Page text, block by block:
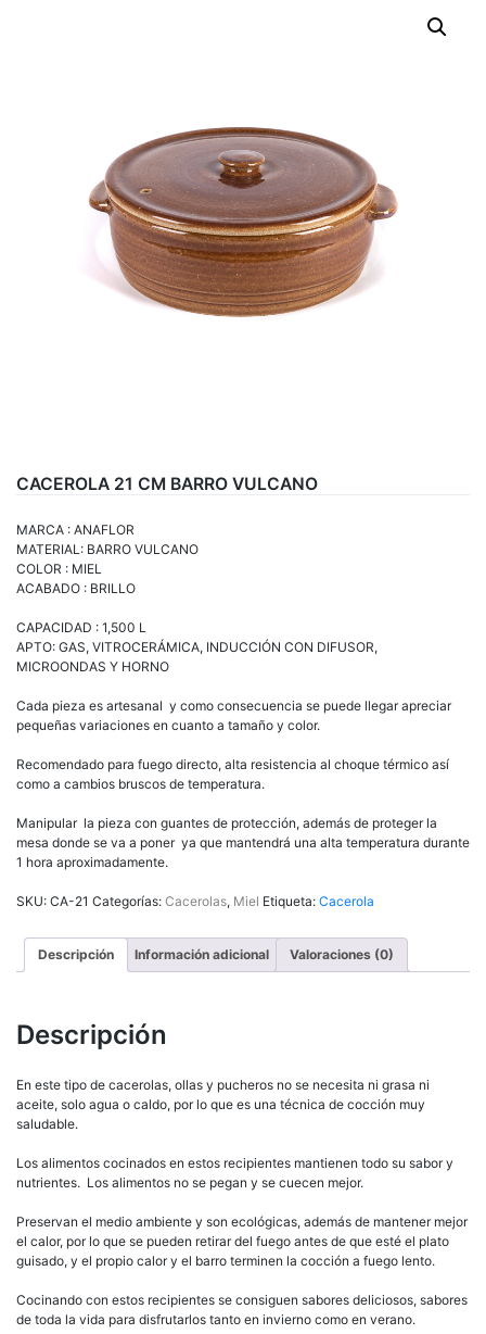
CACEROLA 21 CM BARRO VULCANO
MARCA : ANAFLOR
MATERIAL: BARRO VULCANO
COLOR : MIEL
ACABADO : BRILLO
CAPACIDAD : 1,500 L
APTO: GAS, VITROCERÁMICA, INDUCCIÓN CON DIFUSOR,
MICROONDAS Y HORNO
Cada pieza es artesanal y como consecuencia se puede llegar apreciar
pequeñas variaciones en cuanto a tamaño y color.
Recomendado para fuego directo, alta resistencia al choque térmico así
como a cambios bruscos de temperatura.
Manipular la pieza con guantes de protección, además de proteger la
mesa donde se va a poner ya que mantendrá una alta temperatura durante
1 hora aproximadamente.
SKU: CA-21 Categorías: Cacerolas, Miel Etiqueta: Cacerola
Descripción Información adicional Valoraciones (0)
Descripción
En este tipo de cacerolas, ollas y pucheros no se necesita ni grasa ni
aceite, solo agua o caldo, por lo que es una técnica de cocción muy
saludable.
Los alimentos cocinados en estos recipientes mantienen todo su sabor y
nutrientes. Los alimentos no se pegan y se cuecen mejor.
Preservan el medio ambiente y son ecológicas, además de mantener mejor
el calor, por lo que se pueden retirar del fuego antes de que esté el plato
guisado, y el propio calor y el barro terminen la cocción a fuego lento.
Cocinando con estos recipientes se consiguen sabores deliciosos, sabores
de toda la vida para disfrutarlos tanto en invierno como en verano.